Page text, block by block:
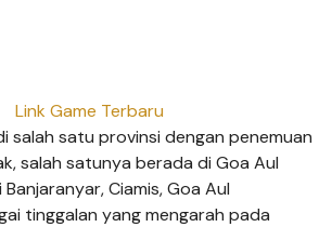
Link Game Terbaru
salah satu provinsi dengan penemuan
salah satunya berada di Goa Aul
Ciamis, Goa Aul
tinggalan yang mengarah pada